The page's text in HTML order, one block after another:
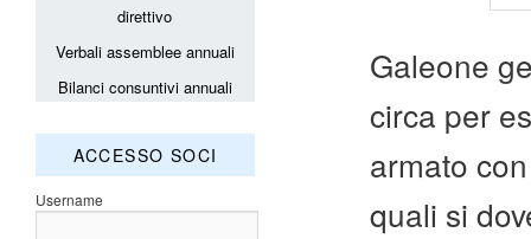
Galeone
circa per
armato
quali si
direttivo
Verbali assemblee annuali
Bilanci consuntivi annuali
ACCESSO SOCI
Username